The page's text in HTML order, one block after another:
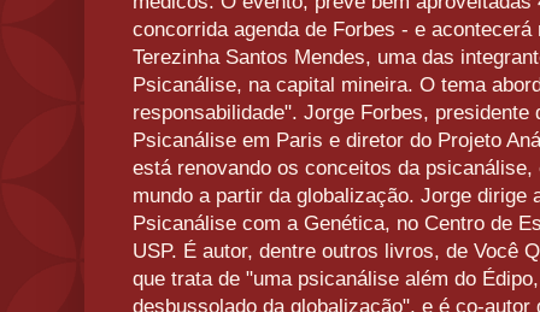
concorrida agenda de Forbes - e
Terezinha Santos Mendes, uma das
Psicanálise, na capital mineira. O tema
responsabilidade". Jorge Forbes,
Psicanálise em Paris e diretor do Projeto
está renovando os conceitos da
mundo a partir da globalização. Jorge dirige
Psicanálise com a Genética, no Centro de
USP. É autor, dentre outros livros, de Você
que trata de "uma psicanálise além do
desbussolado da globalização", e é co-autor